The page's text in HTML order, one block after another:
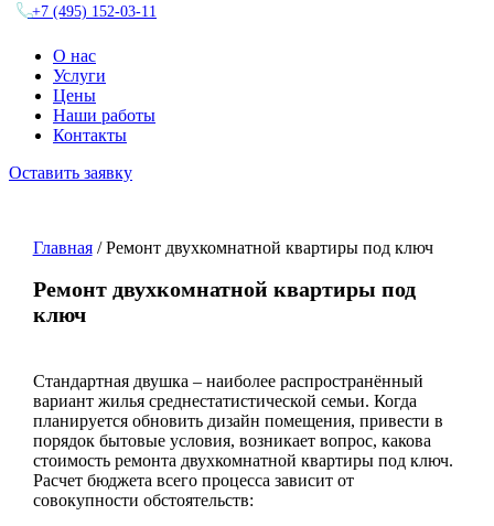
+7 (495) 152-03-11
О нас
Услуги
Цены
Наши работы
Контакты
Оставить заявку
Главная/ Ремонт двухкомнатной квартиры под ключ
Ремонт двухкомнатной квартиры под
ключ
Стандартная двушка – наиболее распространённый
вариант жилья среднестатистической семьи. Когда
планируется обновить дизайн помещения, привести в
порядок бытовые условия, возникает вопрос, какова
стоимость ремонта двухкомнатной квартиры под ключ.
Расчет бюджета всего процесса зависит от
совокупности обстоятельств: